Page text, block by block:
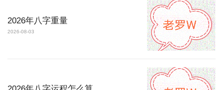
2026年八字重量
2026-08-03